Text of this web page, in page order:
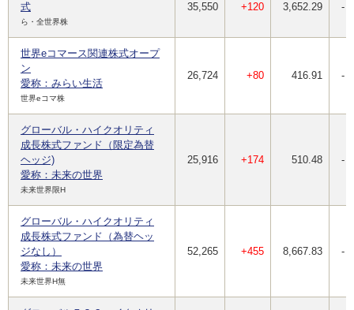
式
ら・全世界株
35,550 +120 3,652.29 -
世界eコマース関連株式オープ
ン
愛称：みらい生活
世界eコマ株
26,724 +80 416.91 -
グローバル・ハイクオリティ
成長株式ファンド（限定為替
ヘッジ)
愛称：未来の世界
未来世界限H
25,916 +174 510.48 -
グローバル・ハイクオリティ
成長株式ファンド（為替ヘッ
ジなし）
愛称：未来の世界
未来世界H無
52,265 +455 8,667.83 -